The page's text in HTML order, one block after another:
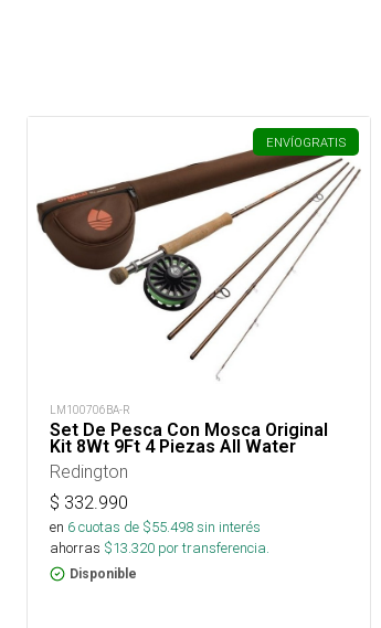
ENVÍOGRATIS
LM100706BA-R
Set De Pesca Con Mosca Original
Kit 8Wt 9Ft 4 Piezas All Water
Redington
$ 332.990
en 6cuotas de $55.498sin interés
ahorras $13.320 por transferencia.
Disponible